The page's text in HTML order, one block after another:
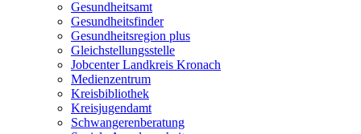
Gesundheitsamt
Gesundheitsfinder
Gesundheitsregion plus
Gleichstellungsstelle
Jobcenter Landkreis Kronach
Medienzentrum
Kreisbibliothek
Kreisjugendamt
Schwangerenberatung